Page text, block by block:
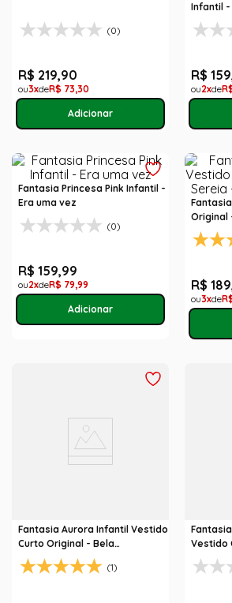
(0)
R$ 219,90
3 R$ 73,30
Infantil -
R$ 159
2
Fantasia Princesa Pink Infantil -
Era uma vez
(0)
R$ 159,99
2 R$ 79,99
Original
Disney
R$ 189
3
Fantasia Aurora Infantil Vestido
Curto Original - Bela
Adormecida - Disney Princesas
(1)
Vestido